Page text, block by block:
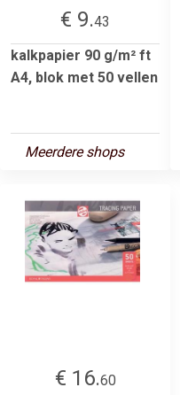
€ 9.43
kalkpapier 90 g/m² ft
A4, blok met 50 vellen
Meerdere shops
€ 16.60